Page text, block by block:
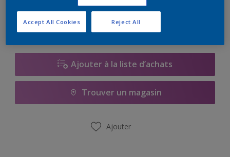
Ajouter à la liste d’achats
Trouver un magasin
Ajouter
Reject All
Accept All Cookies